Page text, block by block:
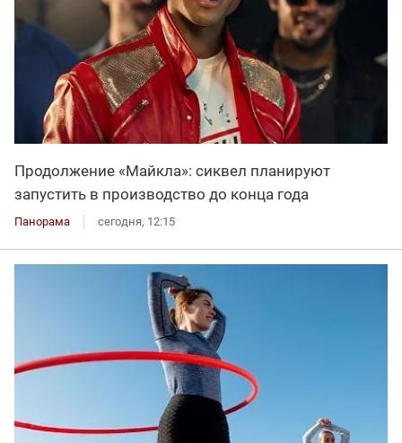
Продолжение «Майкла»: сиквел планируют
запустить в производство до конца года
Панорама сегодня, 12:15